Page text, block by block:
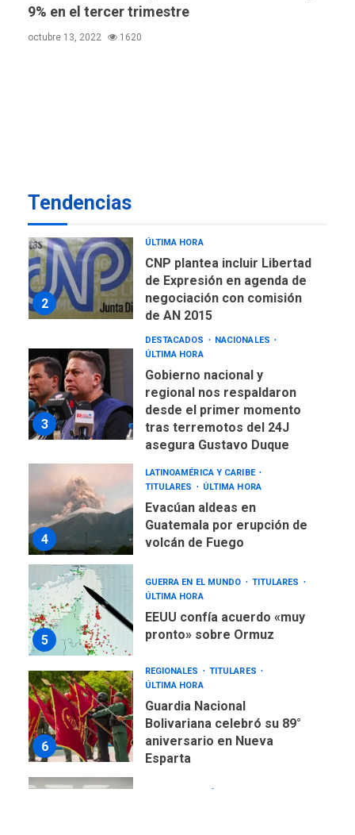
9% en el tercer trimestre
octubre 13, 2022 1620
Tendencias
2
ÚLTIMA HORA
CNP plantea incluir Libertad
de Expresión en agenda de
negociación con comisión
de AN 2015
3
DESTACADOS
NACIONALES
ÚLTIMA HORA
Gobierno nacional y
regional nos respaldaron
desde el primer momento
tras terremotos del 24J
asegura Gustavo Duque
4
LATINOAMÉRICA Y CARIBE
TITULARES
ÚLTIMA HORA
Evacúan aldeas en
Guatemala por erupción de
volcán de Fuego
5
GUERRA EN EL MUNDO
TITULARES
ÚLTIMA HORA
EEUU confía acuerdo «muy
pronto» sobre Ormuz
6
REGIONALES
TITULARES
ÚLTIMA HORA
Guardia Nacional
Bolivariana celebró su 89°
aniversario en Nueva
Esparta